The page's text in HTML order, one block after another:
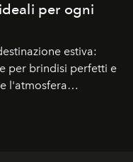
per ogni
estiva:
per brindisi perfetti e
l'atmosfera